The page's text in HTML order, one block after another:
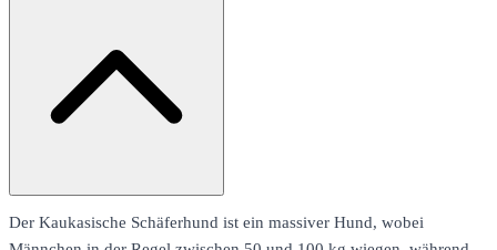
Der Kaukasische Schäferhund ist ein massiver Hund, wobei